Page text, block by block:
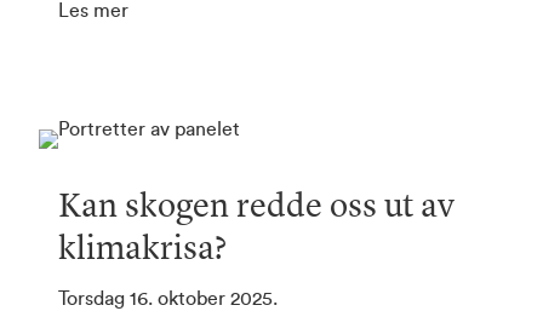
Les mer
Kan skogen redde oss ut av
klimakrisa?
Torsdag 16. oktober 2025.